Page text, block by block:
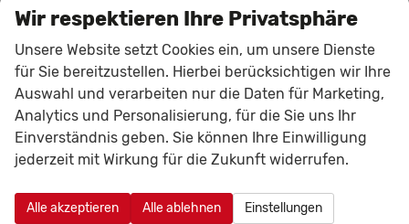
Zustand, Beschaffenheit
Scheckheftgepflegt
Zustand, Fahrfähigkeit
fahrtauglich
Gesamtpreis 30.699,– €
incl. 19% MwSt., den Kosten für Überführung und Zulassungspapieren
Wir rufen Sie an
Wir respektieren Ihre Privatsphäre
Unsere Website setzt Cookies ein, um unsere Dienste
für Sie bereitzustellen. Hierbei berücksichtigen wir Ihre
Auswahl und verarbeiten nur die Daten für Marketing,
Analytics und Personalisierung, für die Sie uns Ihr
Einverständnis geben. Sie können Ihre Einwilligung
jederzeit mit Wirkung für die Zukunft widerrufen.
Alle akzeptieren Alle ablehnen Einstellungen